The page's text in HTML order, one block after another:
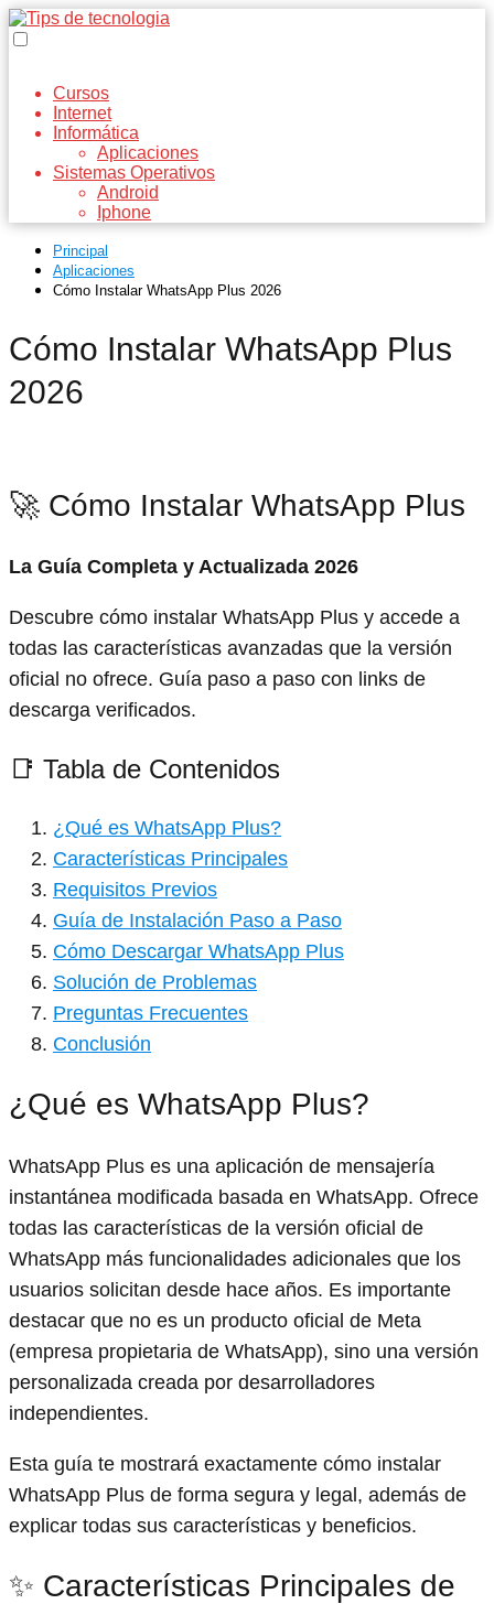
Cursos
Internet
Informática
Aplicaciones
Sistemas Operativos
Android
Iphone
Principal
Aplicaciones
Cómo Instalar WhatsApp Plus 2026
Cómo Instalar WhatsApp Plus
2026
🚀 Cómo Instalar WhatsApp Plus
La Guía Completa y Actualizada 2026
Descubre cómo instalar WhatsApp Plus y accede a
todas las características avanzadas que la versión
oficial no ofrece. Guía paso a paso con links de
descarga verificados.
📑 Tabla de Contenidos
¿Qué es WhatsApp Plus?
Características Principales
Requisitos Previos
Guía de Instalación Paso a Paso
Cómo Descargar WhatsApp Plus
Solución de Problemas
Preguntas Frecuentes
Conclusión
¿Qué es WhatsApp Plus?
WhatsApp Plus es una aplicación de mensajería
instantánea modificada basada en WhatsApp. Ofrece
todas las características de la versión oficial de
WhatsApp más funcionalidades adicionales que los
usuarios solicitan desde hace años. Es importante
destacar que no es un producto oficial de Meta
(empresa propietaria de WhatsApp), sino una versión
personalizada creada por desarrolladores
independientes.
Esta guía te mostrará exactamente cómo instalar
WhatsApp Plus de forma segura y legal, además de
explicar todas sus características y beneficios.
✨ Características Principales de